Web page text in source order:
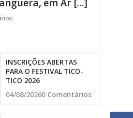
em Ar [...]
INSCRIÇÕES ABERTAS
PARA O FESTIVAL TICO-
TICO 2026
04/08/20260 Comentários